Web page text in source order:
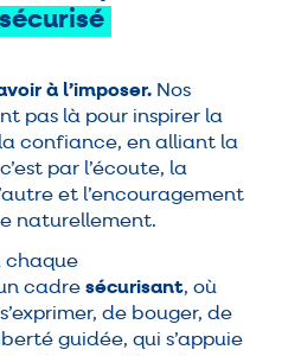
sécurisé
à l’imposer. Nos
pas là pour inspirer la
confiance, en alliant la
par l’écoute, la
et l’encouragement
naturellement.
chaque
cadresécurisant, où
de bouger, de
guidée, qui s’appuie